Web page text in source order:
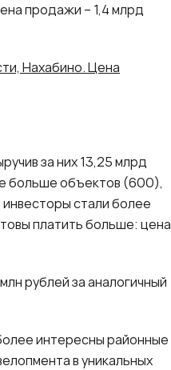
продажи – 1,4 млрд
Нахабино. Цена
за них 13,25 млрд
больше объектов (600),
стали более
платить больше: цена
рублей за аналогичный
интересны районные
в уникальных